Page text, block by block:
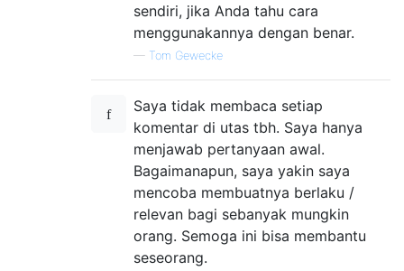
sendiri, jika Anda tahu cara
menggunakannya dengan benar.
— Tom Gewecke
Saya tidak membaca setiap
komentar di utas tbh. Saya hanya
menjawab pertanyaan awal.
Bagaimanapun, saya yakin saya
mencoba membuatnya berlaku /
relevan bagi sebanyak mungkin
orang. Semoga ini bisa membantu
seseorang.